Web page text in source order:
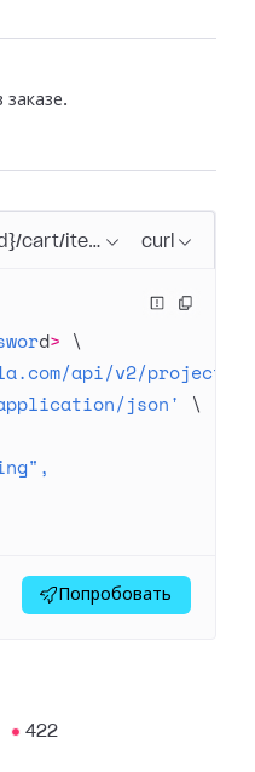
заказе.
cart/item/{item_sku}
curl
d> \
api/v2/project/
json'
\
Попробовать
422